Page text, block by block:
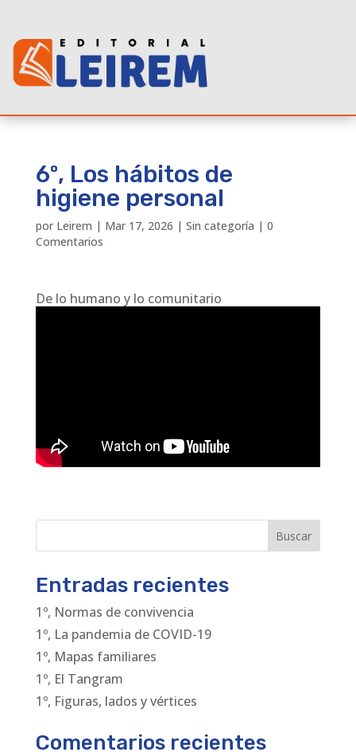
6º, Los hábitos de
higiene personal
por Leirem | Mar 17, 2026 | Sin categoría | 0
Comentarios
De lo humano y lo comunitario
Buscar
Entradas recientes
1º, Normas de convivencia
1º, La pandemia de COVID-19
1º, Mapas familiares
1º, El Tangram
1º, Figuras, lados y vértices
Comentarios recientes